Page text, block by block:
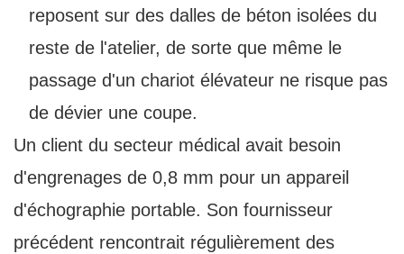
reposent sur des dalles de béton isolées du
reste de l'atelier, de sorte que même le
passage d'un chariot élévateur ne risque pas
de dévier une coupe.
Un client du secteur médical avait besoin
d'engrenages de 0,8 mm pour un appareil
d'échographie portable. Son fournisseur
précédent rencontrait régulièrement des